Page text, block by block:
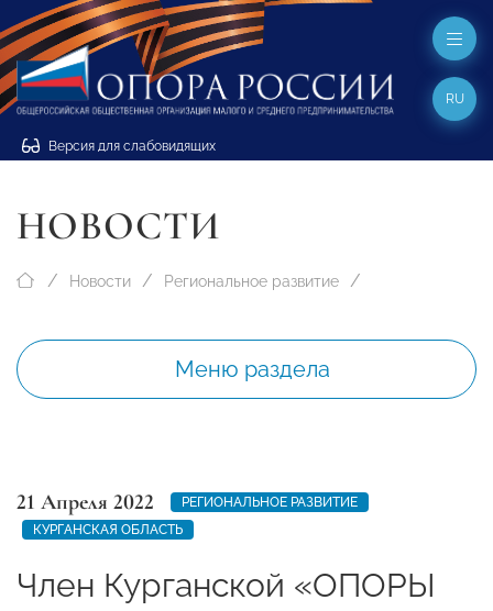
Версия для слабовидящих
RU
НОВОСТИ
Новости Региональное развитие
Меню раздела
21 Апреля 2022
РЕГИОНАЛЬНОЕ РАЗВИТИЕ
КУРГАНСКАЯ ОБЛАСТЬ
Член Курганской «ОПОРЫ